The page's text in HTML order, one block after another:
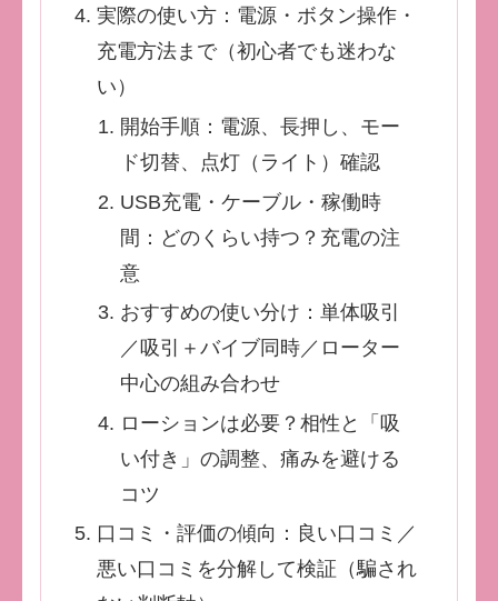
実際の使い方：電源・ボタン操作・
充電方法まで（初心者でも迷わな
い）
開始手順：電源、長押し、モー
ド切替、点灯（ライト）確認
USB充電・ケーブル・稼働時
間：どのくらい持つ？充電の注
意
おすすめの使い分け：単体吸引
／吸引＋バイブ同時／ローター
中心の組み合わせ
ローションは必要？相性と「吸
い付き」の調整、痛みを避ける
コツ
口コミ・評価の傾向：良い口コミ／
悪い口コミを分解して検証（騙され